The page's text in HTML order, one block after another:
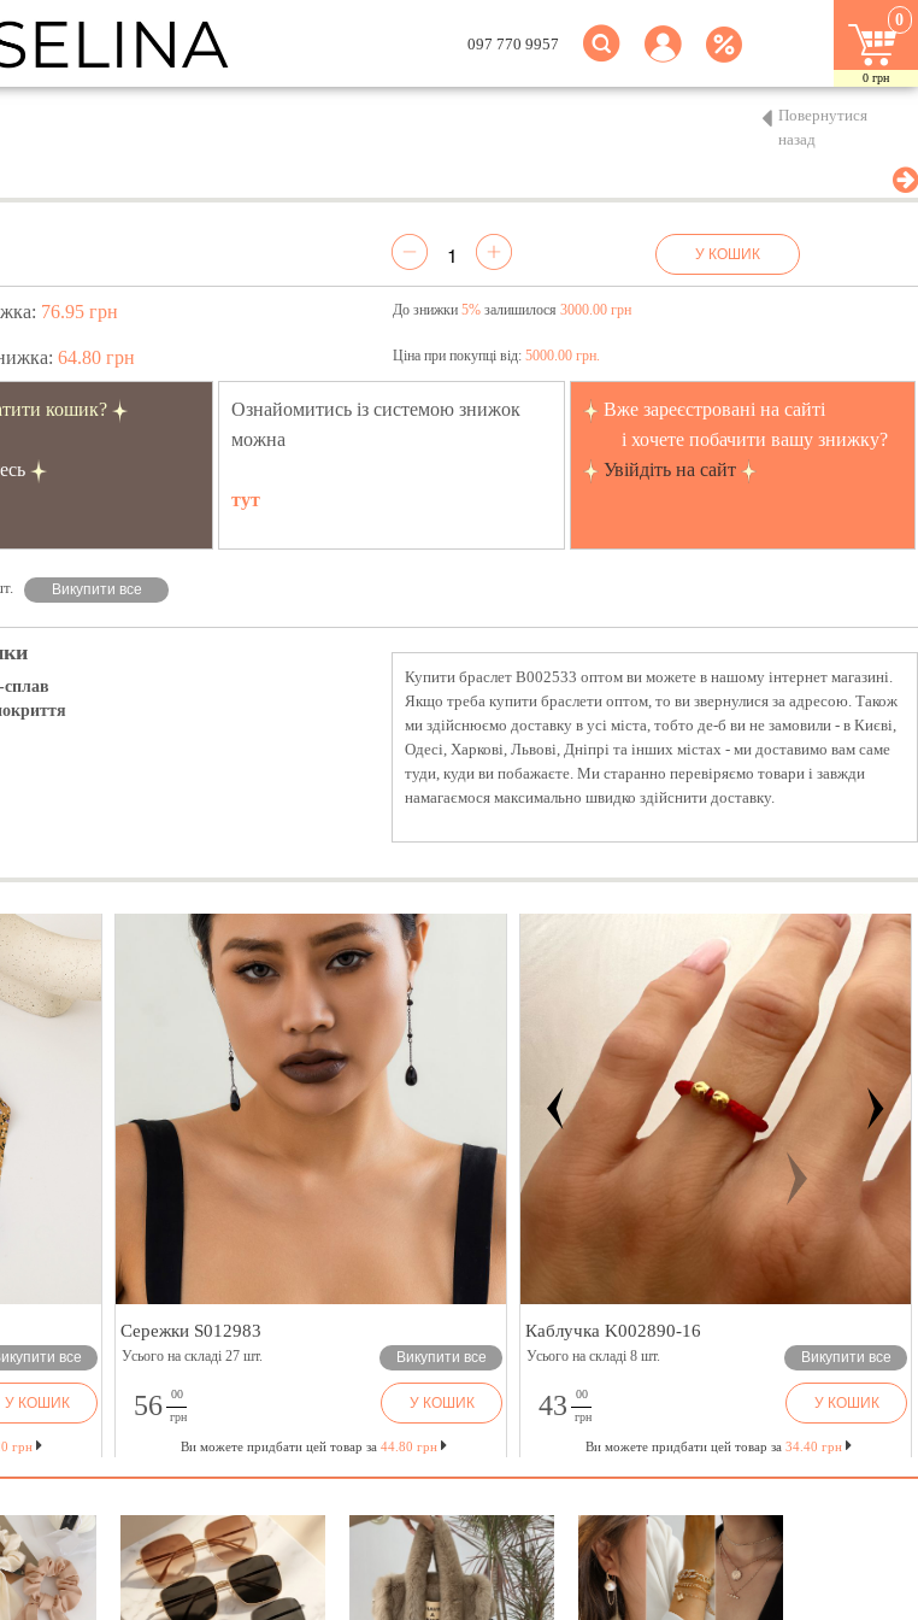
097 770 9957
0
0 грн
Повернутися
назад
У КОШИК
76.95 грн До знижки 5%залишилося 3000.00 грн
64.80 грн Ціна при покупці від: 5000.00 грн.
кошик?
Ознайомитись із системою знижок
можна
тут
Вже зареєстровані на сайті
і хочете побачити вашу знижку?
Увійдіть на сайт
Викупити все
сплав
Купити браслет B002533 оптом ви можете в нашому інтернет магазині.
Якщо треба купити браслети оптом, то ви звернулися за адресою. Також
ми здійснюємо доставку в усі міста, тобто де-б ви не замовили - в Києві,
Одесі, Харкові, Львові, Дніпрі та інших містах - ми доставимо вам саме
туди, куди ви побажаєте. Ми старанно перевіряємо товари і завжди
намагаємося максимально швидко здійснити доставку.
все
У КОШИК
грн
Сережки S012983
Усього на складі 27 шт. Викупити все
56
00
грн
У КОШИК
Ви можете придбати цей товар за 44.80 грн
Каблучка K002890-16
Усього на складі 8 шт. Викупити все
43
00
грн
У КОШИК
Ви можете придбати цей товар за 34.40 грн